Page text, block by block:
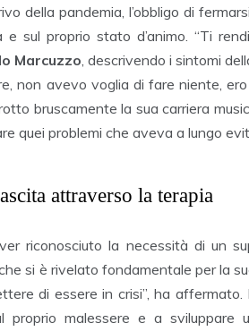
della pandemia, l’obbligo di
e sul proprio stato d’animo. “Ti
Marcuzzo , descrivendo i sintomi
non avevo voglia di fare niente,
bruscamente la sua carriera
quei problemi che aveva a lungo
attraverso la terapia
riconosciuto la necessità di un
si è rivelato fondamentale per la
di essere in crisi”, ha
proprio malessere e a sviluppare